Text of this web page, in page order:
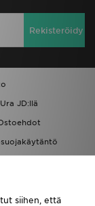
Rekisteröidy
Ura JD:llä
JD Blog
siihen, että